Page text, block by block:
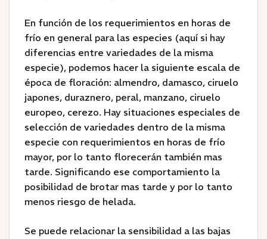
En función de los requerimientos en horas de
frío en general para las especies (aquí si hay
diferencias entre variedades de la misma
especie), podemos hacer la siguiente escala de
época de floración: almendro, damasco, ciruelo
japones, duraznero, peral, manzano, ciruelo
europeo, cerezo. Hay situaciones especiales de
selección de variedades dentro de la misma
especie con requerimientos en horas de frío
mayor, por lo tanto florecerán también mas
tarde. Significando ese comportamiento la
posibilidad de brotar mas tarde y por lo tanto
menos riesgo de helada.
Se puede relacionar la sensibilidad a las bajas